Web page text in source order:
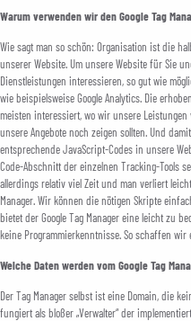
Warum verwenden wir den Google Tag
Wie sagt man so schön: Organisation ist die
unserer Website. Um unsere Website für Sie
Dienstleistungen interessieren, so gut wie
wie beispielsweise Google Analytics. Die
meisten interessiert, wo wir unsere
unsere Angebote noch zeigen sollten. Und
entsprechende JavaScript-Codes in unsere
Code-Abschnitt der einzelnen Tracking-Tools
allerdings relativ viel Zeit und man verliert
Manager. Wir können die nötigen Skripte
bietet der Google Tag Manager eine leicht zu
keine Programmierkenntnisse. So schaffen
Welche Daten werden vom Google Tag
Der Tag Manager selbst ist eine Domain, die
fungiert als bloßer „Verwalter“ der